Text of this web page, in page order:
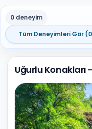
0 deneyim
Tüm Deneyimleri Gör
Uğurlu